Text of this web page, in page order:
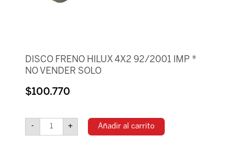
DISCO FRENO HILUX 4X2 92/2001 IMP *
NO VENDER SOLO
$100.770
-
FRENO
HILUX
+ Añadir al carrito